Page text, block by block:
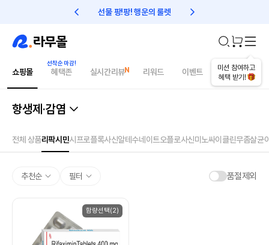
선물 팡!팡! 행운의 룰렛 친구초대 1만원 리워드!
미션 참여하고
혜택 받기!
쇼핑몰 혜택존 실시간리뷰 리워드 이벤트 건강매거진
항생제·감염
전체 상품리팍시민시프로플록사신알테수네이트오플로사신미노싸이클린무좀살균
추천순 필터 품절제외
함량선택(2)